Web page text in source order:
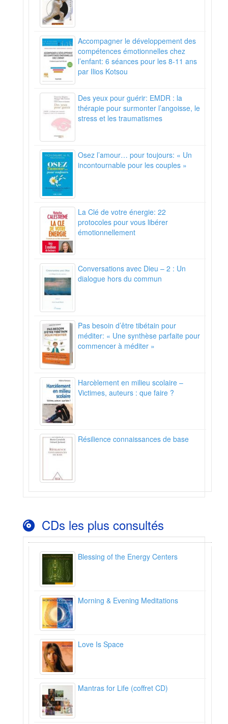
Contenu soumis à la licence CC-BY-SA. Source : Article Hypnose
Wikipédia en français
Accompagner le développement des
compétences émotionnelles chez
l’enfant: 6 séances pour les 8-11 ans
par Ilios Kotsou
Des yeux pour guérir: EMDR : la
thérapie pour surmonter l’angoisse, le
stress et les traumatismes
Osez l’amour… pour toujours: « Un
incontournable pour les couples »
La Clé de votre énergie: 22
protocoles pour vous libérer
émotionnellement
Conversations avec Dieu – 2 : Un
dialogue hors du commun
Pas besoin d’être tibétain pour
méditer: « Une synthèse parfaite pour
commencer à méditer »
Harcèlement en milieu scolaire –
Victimes, auteurs : que faire ?
Résilience connaissances de base
CDs les plus consultés
Blessing of the Energy Centers
Morning & Evening Meditations
Love Is Space
Mantras for Life (coffret CD)